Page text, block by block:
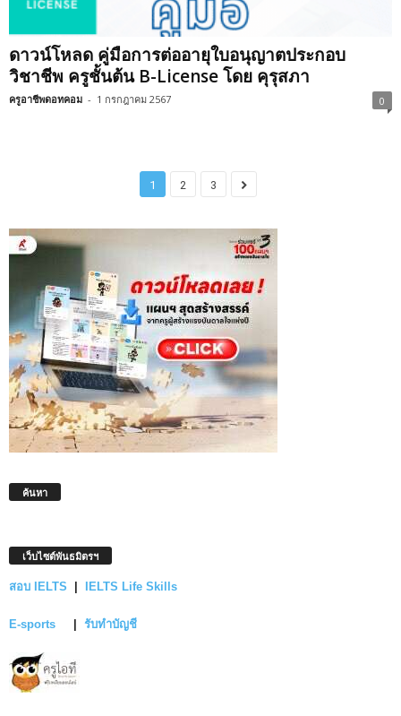
ดาวน์โหลด คู่มือการต่ออายุใบอนุญาตประกอบ
วิชาชีพ ครูชั้นต้น B-License โดย คุรุสภา
ครูอาชีพดอทคอม - 1 กรกฎาคม 2567 0
1 2 3
ค้นหา
เว็บไซต์พันธมิตรฯ
สอบ IELTS | IELTS Life Skills
E-sports | รับทำบัญชี